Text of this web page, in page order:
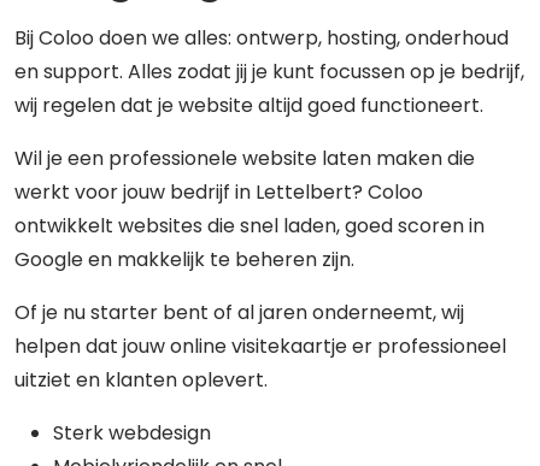
Bij Coloo doen we alles: ontwerp, hosting, onderhoud
en support. Alles zodat jij je kunt focussen op je bedrijf,
wij regelen dat je website altijd goed functioneert.
Wil je een professionele website laten maken die
werkt voor jouw bedrijf in Lettelbert? Coloo
ontwikkelt websites die snel laden, goed scoren in
Google en makkelijk te beheren zijn.
Of je nu starter bent of al jaren onderneemt, wij
helpen dat jouw online visitekaartje er professioneel
uitziet en klanten oplevert.
Sterk webdesign